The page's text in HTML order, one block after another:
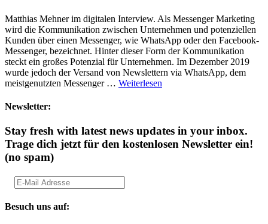
Matthias Mehner im digitalen Interview. Als Messenger Marketing
wird die Kommunikation zwischen Unternehmen und potenziellen
Kunden über einen Messenger, wie WhatsApp oder den Facebook-
Messenger, bezeichnet. Hinter dieser Form der Kommunikation
steckt ein großes Potenzial für Unternehmen. Im Dezember 2019
wurde jedoch der Versand von Newslettern via WhatsApp, dem
meistgenutzten Messenger … Weiterlesen
Newsletter:
Stay fresh with latest news updates in your inbox.
Trage dich jetzt für den kostenlosen Newsletter ein!
(no spam)
Besuch uns auf: